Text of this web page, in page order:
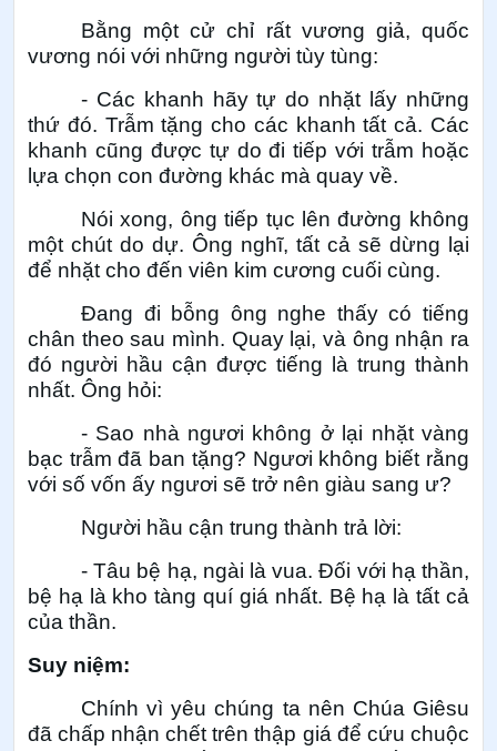
Bằng một cử chỉ rất vương giả, quốc
vương nói với những người tùy tùng:
- Các khanh hãy tự do nhặt lấy những
thứ đó. Trẫm tặng cho các khanh tất cả. Các
khanh cũng được tự do đi tiếp với trẫm hoặc
lựa chọn con đường khác mà quay về.
Nói xong, ông tiếp tục lên đường không
một chút do dự. Ông nghĩ, tất cả sẽ dừng lại
để nhặt cho đến viên kim cương cuối cùng.
Đang đi bỗng ông nghe thấy có tiếng
chân theo sau mình. Quay lại, và ông nhận ra
đó người hầu cận được tiếng là trung thành
nhất. Ông hỏi:
- Sao nhà ngươi không ở lại nhặt vàng
bạc trẫm đã ban tặng? Ngươi không biết rằng
với số vốn ấy ngươi sẽ trở nên giàu sang ư?
Người hầu cận trung thành trả lời:
- Tâu bệ hạ, ngài là vua. Đối với hạ thần,
bệ hạ là kho tàng quí giá nhất. Bệ hạ là tất cả
của thần.
Suy niệm:
Chính vì yêu chúng ta nên Chúa Giêsu
đã chấp nhận chết trên thập giá để cứu chuộc